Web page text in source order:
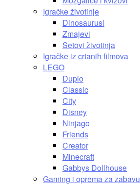
Igračke životinje
Dinosaurusi
Zmajevi
Setovi životinja
Igračke iz crtanih filmova
LEGO
Duplo
Classic
City
Disney
Ninjago
Friends
Creator
Minecraft
Gabbys Dollhouse
Gaming i oprema za zabavu